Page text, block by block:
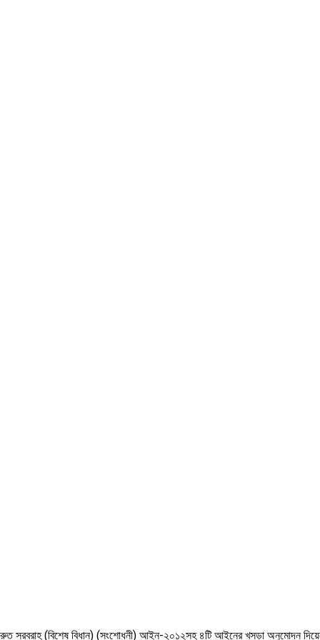
সরবরাহ (বিশেষ বিধান) (সংশোধনী) আইন-২০১২সহ ৪টি আইনের খসড়া অনুমোদন